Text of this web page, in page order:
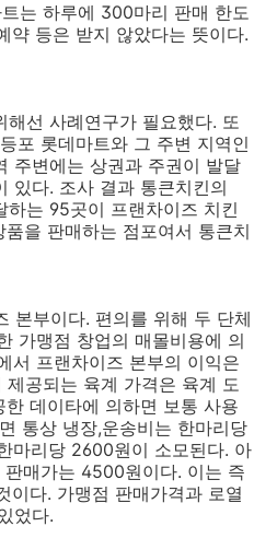
는 하루에 300마리 판매 한도
약 등은 받지 않았다는 뜻이다.
선 사례연구가 필요했다. 또
포 롯데마트와 그 주변 지역인
주변에는 상권과 주권이 발달
있다. 조사 결과 통큰치킨의
는 95곳이 프랜차이즈 치킨
을 판매하는 점포여서 통큰치
본부이다. 편의를 위해 두 단체
가맹점 창업의 매몰비용에 의
서 프랜차이즈 본부의 이익은
공되는 육계 가격은 육계 도
데이타에 의하면 보통 사용
통상 냉장,운송비는 한마리당
마리당 2600원이 소모된다. 아
매가는 4500원이다. 이는 즉
다. 가맹점 판매가격과 로열
었다.